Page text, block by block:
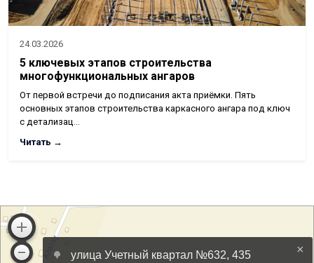
24.03.2026
5 ключевых этапов строительства
многофункциональных ангаров
От первой встречи до подписания акта приёмки. Пять
основных этапов строительства каркасного ангара под ключ
с детализац…
Читать →